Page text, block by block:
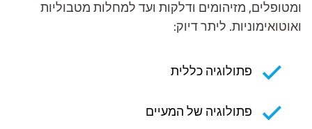
ומטופלים, מזיהומים ודלקות ועד למחלות מטבוליות
ואוטואימוניות. ליתר דיוק:
פתולוגיה כללית
פתולוגיה של המעיים